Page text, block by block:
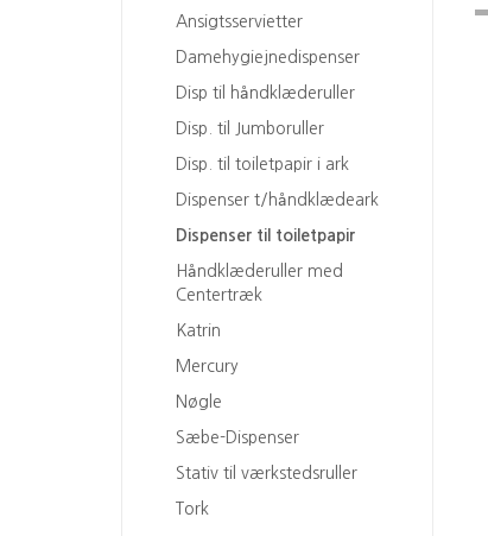
Ansigtsservietter
Damehygiejnedispenser
Disp til håndklæderuller
Disp. til Jumboruller
Disp. til toiletpapir i ark
Dispenser t/håndklædeark
Dispenser til toiletpapir
Håndklæderuller med
Centertræk
Katrin
Mercury
Nøgle
Sæbe-Dispenser
Stativ til værkstedsruller
Tork